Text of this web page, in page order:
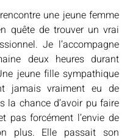
une jeune femme
quête de trouver un vrai
Je l’accompagne
deux heures durant
jeune fille sympathique
jamais vraiment eu de
la chance d’avoir pu faire
pas forcément l’envie de
plus. Elle passait son